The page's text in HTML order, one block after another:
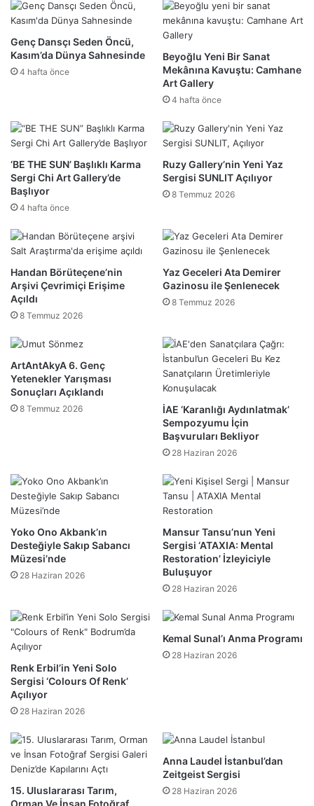
Genç Dansçı Seden Öncü,
Kasım’da Dünya Sahnesinde
4 hafta önce
Beyoğlu Yeni Bir Sanat
Mekânına Kavuştu: Camhane
Art Gallery
4 hafta önce
‘BE THE SUN’ Başlıklı Karma
Sergi Chi Art Gallery’de
Başlıyor
4 hafta önce
Ruzy Gallery’nin Yeni Yaz
Sergisi SUNLIT Açılıyor
8 Temmuz 2026
Handan Börüteçene’nin
Arşivi Çevrimiçi Erişime
Açıldı
8 Temmuz 2026
Yaz Geceleri Ata Demirer
Gazinosu ile Şenlenecek
8 Temmuz 2026
ArtAntAkyA 6. Genç
Yetenekler Yarışması
Sonuçları Açıklandı
8 Temmuz 2026
İAE ‘Karanlığı Aydınlatmak’
Sempozyumu İçin
Başvuruları Bekliyor
28 Haziran 2026
Yoko Ono Akbank’ın
Desteğiyle Sakıp Sabancı
Müzesi’nde
28 Haziran 2026
Mansur Tansu’nun Yeni
Sergisi ‘ATAXIA: Mental
Restoration’ İzleyiciyle
Buluşuyor
28 Haziran 2026
Renk Erbil’in Yeni Solo
Sergisi ‘Colours Of Renk’
Açılıyor
28 Haziran 2026
Kemal Sunal’ı Anma Programı
28 Haziran 2026
15. Uluslararası Tarım,
Anna Laudel İstanbul’dan
Zeitgeist Sergisi
28 Haziran 2026